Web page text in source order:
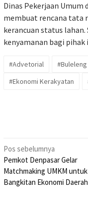
Dinas Pekerjaan Umum
membuat rencana tata
kerancuan status
kenyamanan bagi pihak
#Advetorial #Buleleng
#Ekonomi Kerakyatan
Navigasi
pos
Pos sebelumnya
Pemkot Denpasar Gelar
Matchmaking UMKM untuk
Bangkitan Ekonomi Daerah